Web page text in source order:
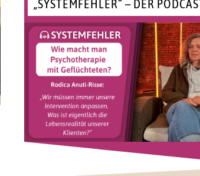
„SYSTEMFEHLER“ – DER